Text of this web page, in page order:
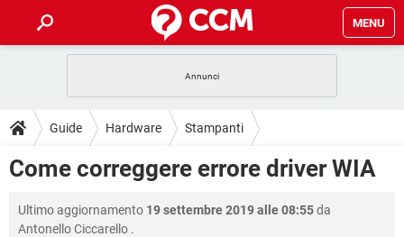
MENU
INTRATTENIMENTO ANDROID
iOS WINDOWS 10
TIKTOK
GUIDE
COVID-19 GAMING
INTRATTENIMENTO ANDROID
iOS WINDOWS 10
DOWNLOAD
INTRATTENIMENTO
FORUM
Guide Hardware Stampanti
Come correggere errore driver WIA
Ultimo aggiornamento 19 settembre 2019 alle 08:55da
Antonello Ciccarello .